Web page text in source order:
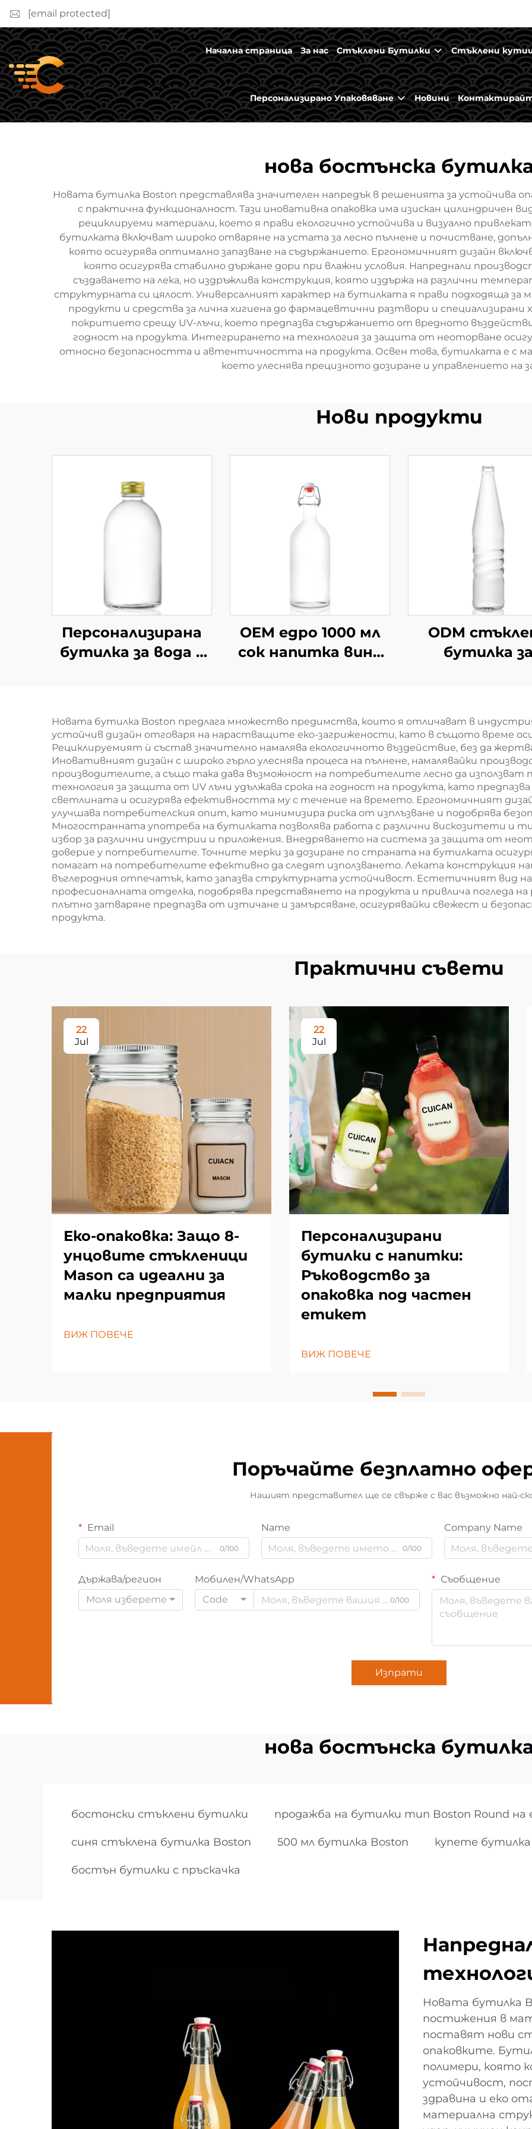
[email protected]
Начална страница За нас Стъклени Бутилки Стъклени
Персонализирано Упаковяване Новини
нова бостънска
Новата бутилка Boston представлява значителен напредък в решенията за устойчива
с практична функционалност. Тази иновативна опаковка има изискан цилиндричен
рециклируеми материали, което я прави екологично устойчива и визуално
бутилката включват широко отваряне на устата за лесно пълнене и почистване,
която осигурява оптимално запазване на съдържанието. Ергономичният дизайн
която осигурява стабилно държане дори при влажни условия. Напреднали
създаването на лека, но издръжлива конструкция, която издържа на различни
структурната си цялост. Универсалният характер на бутилката я прави подходяща за
продукти и средства за лична хигиена до фармацевтични разтвори и специализирани
покритието срещу UV-лъчи, което предпазва съдържанието от вредното
годност на продукта. Интегрирането на технология за защита от неоторване
относно безопасността и автентичността на продукта. Освен това, бутилката е с
което улеснява прецизното дозиране и управлението на
Нови продукти
Персонализирана
бутилка за вода с
пиене
OEM едро 1000 мл
сок напитка вино
ODM
бутилка за
530 мл
Новата бутилка Boston предлага множество предимства, които я отличават в
устойчив дизайн отговаря на нарастващите еко-загрижености, като в същото време
Рециклируемият ѝ състав значително намалява екологичното въздействие, без да
Иновативният дизайн с широко гърло улеснява процеса на пълнене, намалявайки
производителите, а също така дава възможност на потребителите лесно да използват
технология за защита от UV лъчи удължава срока на годност на продукта, като
светлината и осигурява ефективността му с течение на времето. Ергономичният
улучшава потребителския опит, като минимизира риска от изплъзване и подобрява
Многостранната употреба на бутилката позволява работа с различни вискозитети и
избор за различни индустрии и приложения. Внедряването на система за защита от
доверие у потребителите. Точните мерки за дозиране по страната на бутилката
помагат на потребителите ефективно да следят използването. Леката конструкция
въглеродния отпечатък, като запазва структурната устойчивост. Естетичният вид
професионалната отделка, подобрява представянето на продукта и привлича погледа
плътно затваряне предпазва от изтичане и замърсяване, осигурявайки свежест и
продукта.
Практични съвети
22
Jul
Еко-опаковка: Защо 8-
унцовите стъкленици
Mason са идеални за
малки предприятия
ВИЖ ПОВЕЧЕ
22
Jul
Персонализирани
бутилки с напитки:
Ръководство за
опаковка под частен
етикет
ВИЖ ПОВЕЧЕ
Поръчайте безплатно
Нашият представител ще се свърже с вас възможно най-
Email
0/100
Name
0/100
Company Name
Държава/регион
Моля изберете
Мобилен/WhatsApp
Code
0/100
Съобщение
Изпрати
нова бостънска
бостонски стъклени бутилки продажба на бутилки тип Boston Round на
синя стъклена бутилка Boston 500 мл бутилка Boston купете
бостън бутилки с пръскачка
Новата бутилка
постижения в
поставят нови
опаковките.
полимери, която
устойчивост,
здравина и еко
материална